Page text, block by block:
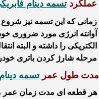
عملکردتسمه دینام
زمانی که این تسمه نیز
آوانته انرژی مورد ضروری
الکتریکی را داشته و البته
مرحله شارژ کردن باتری
مدت طول عمرتسمه
هر قطعه ای مدت زمان عمر